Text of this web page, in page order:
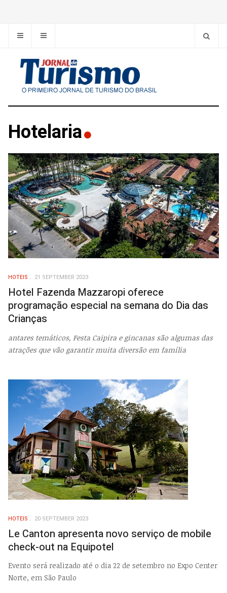
Hotelaria
HOTEIS 21 SEPTEMBER 2023
Hotel Fazenda Mazzaropi oferece
programação especial na semana do Dia das
Crianças
antares temáticos, Festa Caipira e gincanas são algumas das
atrações que vão garantir muita diversão em família
HOTEIS 20 SEPTEMBER 2023
Le Canton apresenta novo serviço de mobile
check-out na Equipotel
Evento será realizado até o dia 22 de setembro no Expo Center
Norte, em São Paulo